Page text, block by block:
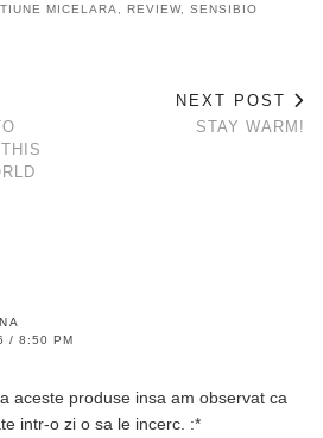
MICELARA REVIEW, SENSIBIO
NEXT POST
STAY WARM!
/ 8:50 PM
aceste produse insa am observat ca
intr-o zi o sa le incerc. :*